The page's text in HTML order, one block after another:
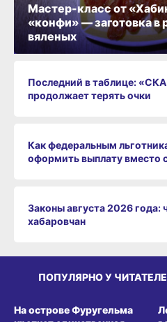
Последний в таблице:
продолжает терять очки
Как федеральным
оформить выплату вместо
Законы августа 2026 года:
хабаровчан
Мастер-класс от
«конфи» — заготовка в
вяленых
ПОПУЛЯРНО У
На острове Фуругельма